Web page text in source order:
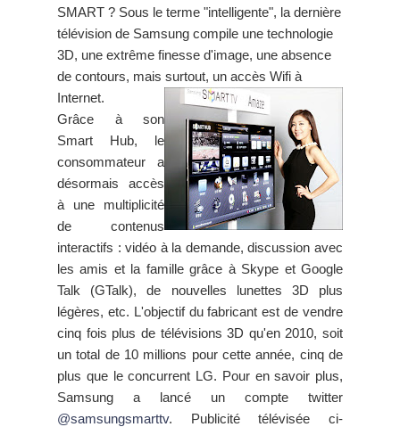
SMART ? Sous le terme "intelligente", la dernière
télévision de Samsung compile une technologie
3D, une extrême finesse d'image, une absence
de contours, mais surtout, un accès Wifi à
Internet.
Grâce à son
Smart Hub, le
consommateur a
désormais accès
à une multiplicité
de contenus
interactifs : vidéo à la demande, discussion avec
les amis et la famille grâce à Skype et Google
Talk (GTalk), de nouvelles lunettes 3D plus
légères, etc. L'objectif du fabricant est de vendre
cinq fois plus de télévisions 3D qu'en 2010, soit
un total de 10 millions pour cette année, cinq de
plus que le concurrent LG. Pour en savoir plus,
Samsung a lancé un compte twitter
@samsungsmarttv. Publicité télévisée ci-